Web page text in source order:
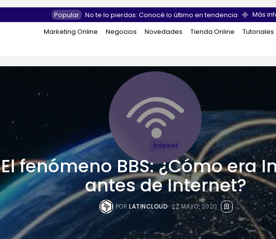
Popular No te lo pierdas: Conocé lo último en tendencia
Más
Marketing Online
Negocios Novedades Tienda Online Tutoriales
Internet
El fenómeno BBS: ¿Cómo era
antes de Internet?
POR LATINCLOUD 22 MAYO, 2020